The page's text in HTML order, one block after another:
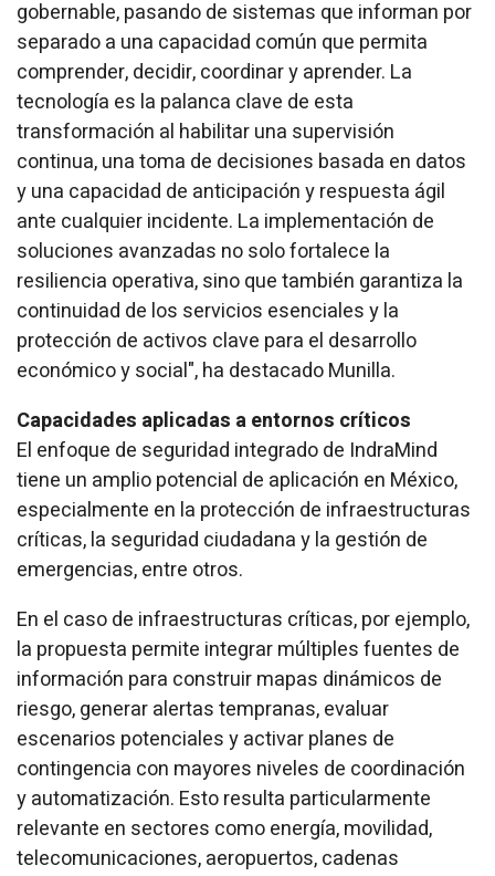
gobernable, pasando de sistemas que informan por
separado a una capacidad común que permita
comprender, decidir, coordinar y aprender. La
tecnología es la palanca clave de esta
transformación al habilitar una supervisión
continua, una toma de decisiones basada en datos
y una capacidad de anticipación y respuesta ágil
ante cualquier incidente. La implementación de
soluciones avanzadas no solo fortalece la
resiliencia operativa, sino que también garantiza la
continuidad de los servicios esenciales y la
protección de activos clave para el desarrollo
económico y social", ha destacado Munilla.
Capacidades aplicadas a entornos críticos
El enfoque de seguridad integrado de IndraMind
tiene un amplio potencial de aplicación en México,
especialmente en la protección de infraestructuras
críticas, la seguridad ciudadana y la gestión de
emergencias, entre otros.
En el caso de infraestructuras críticas, por ejemplo,
la propuesta permite integrar múltiples fuentes de
información para construir mapas dinámicos de
riesgo, generar alertas tempranas, evaluar
escenarios potenciales y activar planes de
contingencia con mayores niveles de coordinación
y automatización. Esto resulta particularmente
relevante en sectores como energía, movilidad,
telecomunicaciones, aeropuertos, cadenas